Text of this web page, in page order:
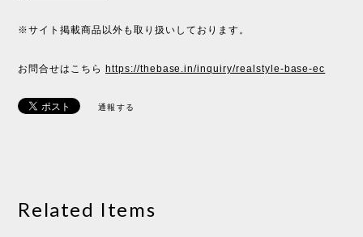
※サイト掲載商品以外も取り扱いしております。
お問合せはこちら https://thebase.in/inquiry/realstyle-base-ec
通報する
Related Items